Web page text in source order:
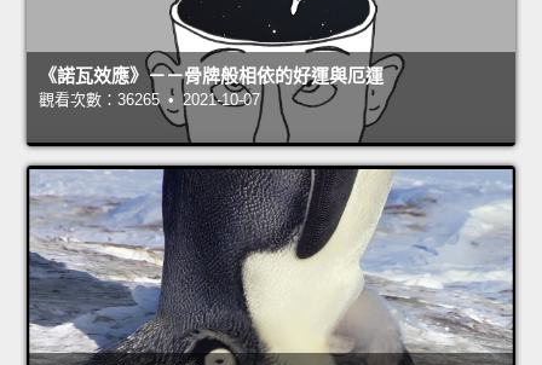
《諾瓦效應》－－骨牌般相依的好運與厄運
觀看次數：36265 • 2021-10-07